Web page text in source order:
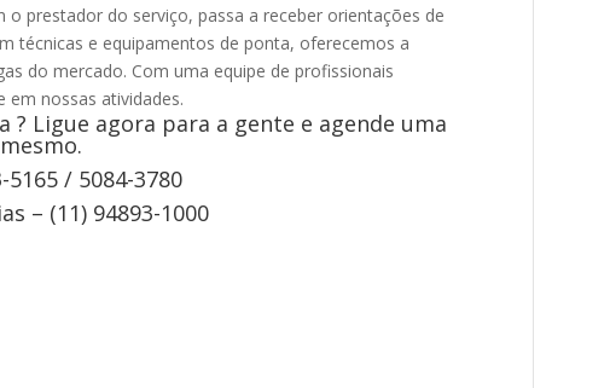
prestador do serviço, passa a receber orientações de
técnicas e equipamentos de ponta, oferecemos a
do mercado. Com uma equipe de profissionais
nossas atividades.
? Ligue agora para a gente e agende uma
5165 / 5084-3780
– (11) 94893-1000